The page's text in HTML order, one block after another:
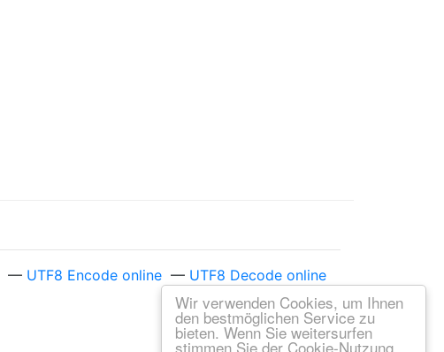
Wir verwenden Cookies, um Ihnen
den bestmöglichen Service zu
bieten. Wenn Sie weitersurfen
stimmen Sie der Cookie-Nutzung
— UTF8 Encode online — UTF8 Decode online